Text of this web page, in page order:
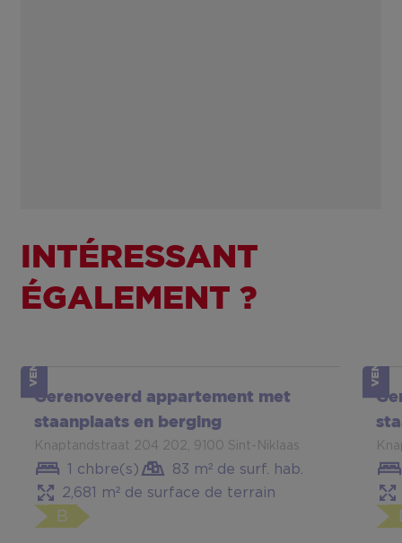
INTÉRESSANT
ÉGALEMENT ?
VENDU
Gerenoveerd appartement met
staanplaats en berging
Knaptandstraat 204 202, 9100 Sint-Niklaas
1 chbre(s)
83 m² de surf. hab.
2,681 m² de surface de terrain
B
Show more VENDU